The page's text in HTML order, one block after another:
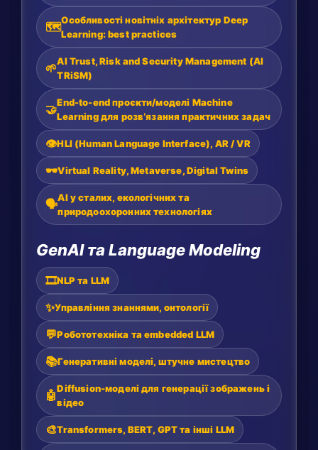
🗺️Особливості новітніх архітектур Deep
Learning: best practices
🌱AI Trust, Risk and Security Management (AI
TRiSM)
🤝End-to-end проєкти/моделі Machine
Learning для розвʼязання практичних задач
👁️HLI (Human Language Interface), AR / VR
🕶️Virtual Reality, Metaverse, Digital Twins
🗣️AI у сталих, екологічних та
природоохоронних технологіях
GenAI та Language Modeling
🎞️NLP та LLM
✨Управління знаннями, онтології
💬Робототехніка та embedded LLM
📚Генеративні моделі, штучне мистецтво
🤖Diffusion-моделі для генерації зображень і
відео
🎨Transformers, BERT, GPT та інші LLM